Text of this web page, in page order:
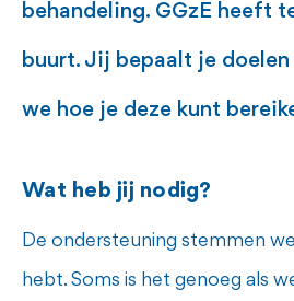
behandeling. GGzE heeft
buurt. Jij bepaalt je doelen
we hoe je deze kunt
Wat heb jij nodig?
De ondersteuning stemmen
hebt. Soms is het genoeg als